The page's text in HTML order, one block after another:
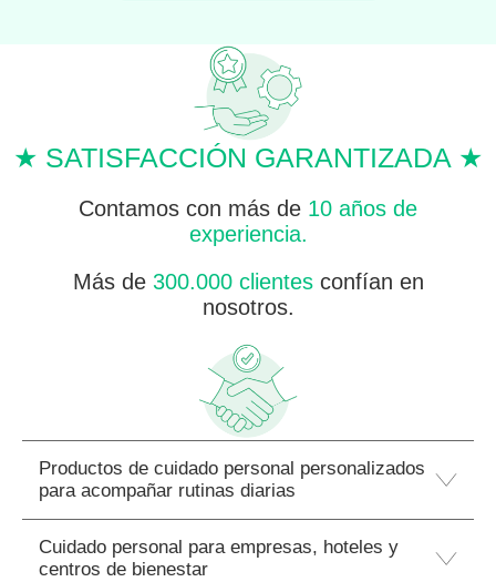
★ SATISFACCIÓN GARANTIZADA ★
Contamos con más de 10 años de
experiencia.
Más de 300.000 clientesconfían en
nosotros.
Productos de cuidado personal personalizados
para acompañar rutinas diarias
Cuidado personal para empresas, hoteles y
centros de bienestar